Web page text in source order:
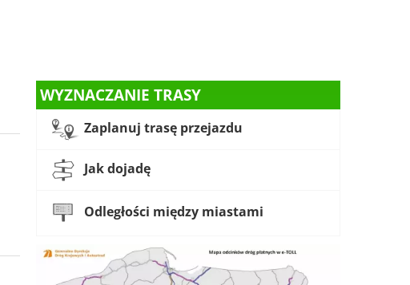
WYZNACZANIE TRASY
Zaplanuj trasę przejazdu
Jak dojadę
Odległości między miastami